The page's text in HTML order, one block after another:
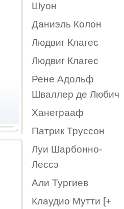
Шуон
Даниэль Колон
Людвиг Клагес
Людвиг Клагес
Рене Адольф
Шваллер де Любич
Ханеграаф
Патрик Труссон
Луи Шарбонно-
Лессэ
Али Тургиев
Клаудио Мутти [+